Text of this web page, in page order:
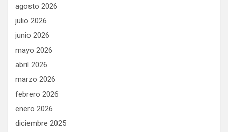
agosto 2026
julio 2026
junio 2026
mayo 2026
abril 2026
marzo 2026
febrero 2026
enero 2026
diciembre 2025